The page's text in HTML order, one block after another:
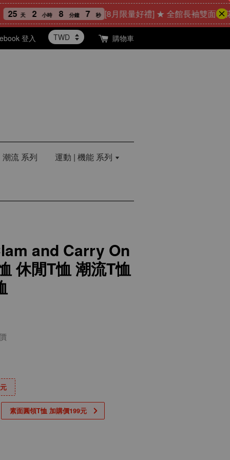
2 小時 8 分鐘 6 秒 [8月限量好禮] ★ 全館長袖雙面印花T恤
登入 購物車
潮流 系列 運動 | 機能 系列
and Carry On
休閒T恤 潮流T恤
素面圓領T恤 加購價199元